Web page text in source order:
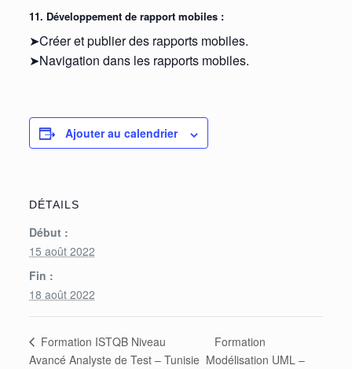
11. Développement de rapport mobiles :
➤Créer et publier des rapports mobiles.
➤Navigation dans les rapports mobiles.
Ajouter au calendrier
DÉTAILS
Début :
15 août 2022
Fin :
18 août 2022
Formation ISTQB Niveau
Avancé Analyste de Test – Tunisie
Formation
Modélisation UML –